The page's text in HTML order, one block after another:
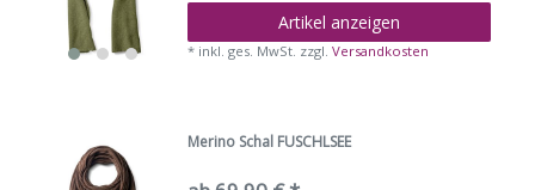
Artikel anzeigen
* inkl. ges. MwSt. zzgl.Versandkosten
Merino Schal FUSCHLSEE